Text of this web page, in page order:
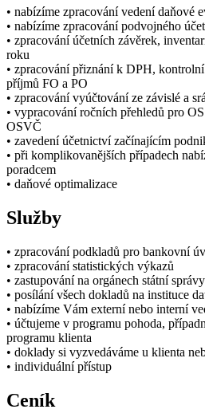
• nabízíme zpracování vedení daňové
• nabízíme zpracování podvojného
• zpracování účetních závěrek,
roku
• zpracování přiznání k DPH,
příjmů FO a PO
• zpracování vyúčtování ze závislé a
• vypracování ročních přehledů pro
OSVČ
• zavedení účetnictví začínajícím
• při komplikovanějších případech
poradcem
• daňové optimalizace
Služby
• zpracování podkladů pro bankovní
• zpracování statistických výkazů
• zastupování na orgánech státní
• posílání všech dokladů na instituce
• nabízíme Vám externí nebo interní
• účtujeme v programu pohoda,
programu klienta
• doklady si vyzvedáváme u klienta
• individuální přístup
Ceník